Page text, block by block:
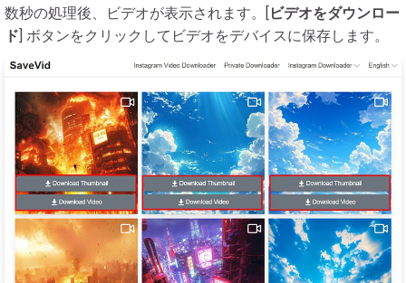
数秒の処理後、ビデオが表示されます。[ビデオをダウンロー
ド] ボタンをクリックしてビデオをデバイスに保存します。